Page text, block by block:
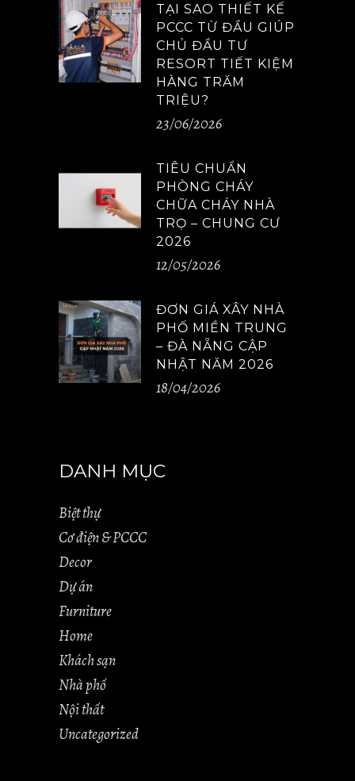
TẠI SAO THIẾT KẾ
PCCC TỪ ĐẦU GIÚP
CHỦ ĐẦU TƯ
RESORT TIẾT KIỆM
HÀNG TRĂM
TRIỆU?
23/06/2026
TIÊU CHUẨN
PHÒNG CHÁY
CHỮA CHÁY NHÀ
TRỌ – CHUNG CƯ
2026
12/05/2026
ĐƠN GIÁ XÂY NHÀ
PHỐ MIỀN TRUNG
– ĐÀ NẴNG CẬP
NHẬT NĂM 2026
18/04/2026
DANH MỤC
Biệt thự
Cơ điện & PCCC
Decor
Dự án
Furniture
Home
Khách sạn
Nhà phố
Nội thất
Uncategorized